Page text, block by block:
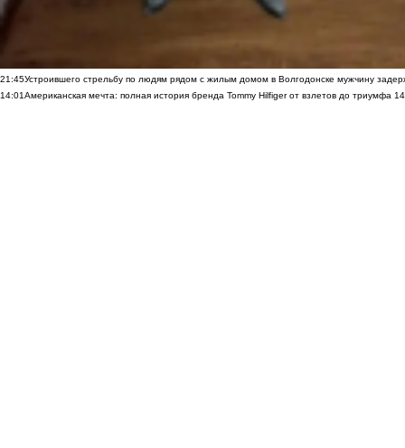
21:45Устроившего стрельбу по людям рядом с жилым домом в Волгодонске мужчину
14:01Американская мечта: полная история бренда Tommy Hilfiger от взлетов до триумфа